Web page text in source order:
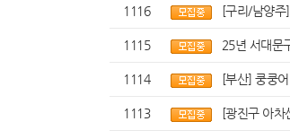
1116 [구리/남양
1115 25년 서대문
1114 [부산] 쿵쿵
1113 [광진구 아차